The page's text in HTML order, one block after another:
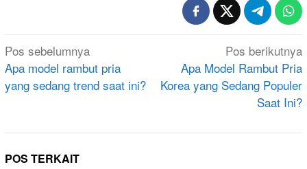
Navigasi
pos
Pos sebelumnya
Apa model rambut pria
yang sedang trend saat ini?
Pos berikutnya
Apa Model Rambut Pria
Korea yang Sedang Populer
Saat Ini?
POS TERKAIT